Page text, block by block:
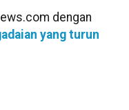
dengan
yang turun